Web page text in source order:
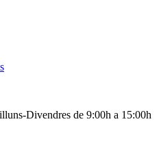
Divendres de 9:00h a 15:00h